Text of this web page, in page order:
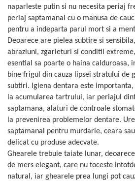
naparleste putin si nu necesita periaj
periaj saptamanal cu o manusa de
pentru a indeparta parul mort si a
Deoarece are pielea subtire si
abraziuni, zgarieturi si conditii
esential sa poarte o haina calduroasa,
bine frigul din cauza lipsei stratului de
subtiri. Igiena dentara este importanta,
la acumularea tartrului, iar periajul
saptamana, alaturi de controale
la prevenirea problemelor dentare.
saptamanal pentru murdarie, ceara
delicat cu produse adecvate.
Ghearele trebuie taiate lunar,
de mers elegant, care nu toceste
natural, iar ghearele prea lungi pot